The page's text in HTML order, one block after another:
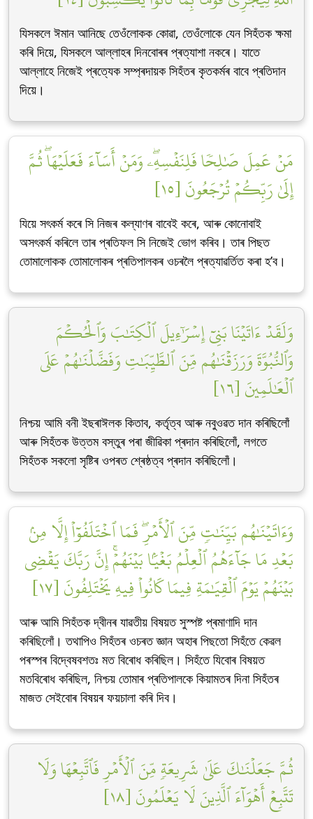
যিসকলে ঈমান আনিছে তেওঁলোকক কোৱা, তেওঁলোকে যেন সিহঁতক ক্ষমা
কৰি দিয়ে, যিসকলে আল্লাহৰ দিনবোৰৰ প্ৰত্যাশা নকৰে। যাতে
আল্লাহে নিজেই প্ৰত্যেক সম্প্ৰদায়ক সিহঁতৰ কৃতকৰ্মৰ বাবে প্ৰতিদান
দিয়ে।
مَنۡ عَمِلَ صَٰلِحٗا فَلِنَفۡسِهِۦۖ وَمَنۡ أَسَآءَ فَعَلَيۡهَاۖ ثُمَّ
إِلَىٰ رَبِّكُمۡ تُرۡجَعُونَ [١٥]
যিয়ে সৎকৰ্ম কৰে সি নিজৰ কল্যাণৰ বাবেই কৰে, আৰু কোনোবাই
অসৎকৰ্ম কৰিলে তাৰ প্ৰতিফল সি নিজেই ভোগ কৰিব। তাৰ পিছত
তোমালোকক তোমালোকৰ প্ৰতিপালকৰ ওচৰলৈ প্ৰত্যাৱৰ্তিত কৰা হ’ব।
وَلَقَدۡ ءَاتَيۡنَا بَنِيٓ إِسۡرَٰٓءِيلَ ٱلۡكِتَٰبَ وَٱلۡحُكۡمَ
وَٱلنُّبُوَّةَ وَرَزَقۡنَٰهُم مِّنَ ٱلطَّيِّبَٰتِ وَفَضَّلۡنَٰهُمۡ عَلَى
ٱلۡعَٰلَمِينَ [١٦]
নিশ্চয় আমি বনী ইছৰাঈলক কিতাব, কৰ্তৃত্ব আৰু নবুওৱত দান কৰিছিলোঁ
আৰু সিহঁতক উত্তম বস্তুৰ পৰা জীৱিকা প্ৰদান কৰিছিলোঁ, লগতে
সিহঁতক সকলো সৃষ্টিৰ ওপৰত শ্ৰেষ্ঠত্ব প্ৰদান কৰিছিলোঁ।
وَءَاتَيۡنَٰهُم بَيِّنَٰتٖ مِّنَ ٱلۡأَمۡرِۖ فَمَا ٱخۡتَلَفُوٓاْ إِلَّا مِنۢ
بَعۡدِ مَا جَآءَهُمُ ٱلۡعِلۡمُ بَغۡيَۢا بَيۡنَهُمۡۚ إِنَّ رَبَّكَ يَقۡضِي
بَيۡنَهُمۡ يَوۡمَ ٱلۡقِيَٰمَةِ فِيمَا كَانُواْ فِيهِ يَخۡتَلِفُونَ [١٧]
আৰু আমি সিহঁতক দ্বীনৰ যাৱতীয় বিষয়ত সুস্পষ্ট প্ৰমাণাদি দান
কৰিছিলোঁ। তথাপিও সিহঁতৰ ওচৰত জ্ঞান অহাৰ পিছতো সিহঁতে কেৱল
পৰস্পৰ বিদ্বেষবশতঃ মত বিৰোধ কৰিছিল। সিহঁতে যিবোৰ বিষয়ত
মতবিৰোধ কৰিছিল, নিশ্চয় তোমাৰ প্ৰতিপালকে কিয়ামতৰ দিনা সিহঁতৰ
মাজত সেইবোৰ বিষয়ৰ ফয়চালা কৰি দিব।
ثُمَّ جَعَلۡنَٰكَ عَلَىٰ شَرِيعَةٖ مِّنَ ٱلۡأَمۡرِ فَٱتَّبِعۡهَا وَلَا
تَتَّبِعۡ أَهۡوَآءَ ٱلَّذِينَ لَا يَعۡلَمُونَ [١٨]